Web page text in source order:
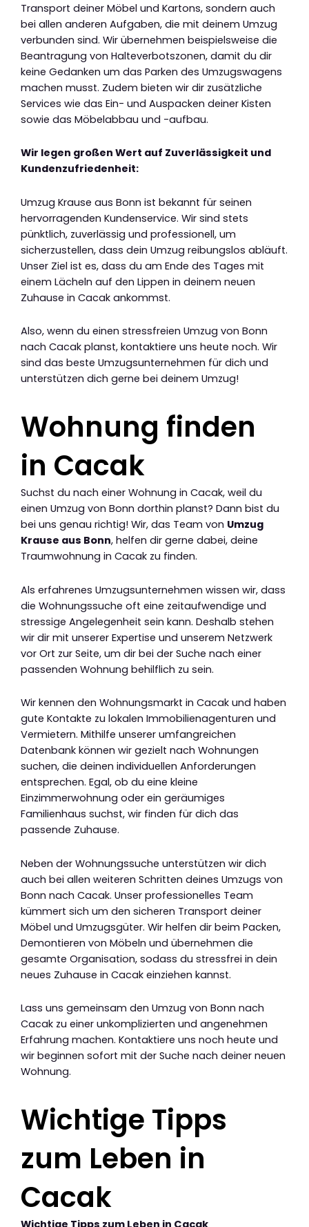
Transport deiner Möbel und Kartons, sondern auch
bei allen anderen Aufgaben, die mit deinem Umzug
verbunden sind. Wir übernehmen beispielsweise die
Beantragung von Halteverbotszonen, damit du dir
keine Gedanken um das Parken des Umzugswagens
machen musst. Zudem bieten wir dir zusätzliche
Services wie das Ein- und Auspacken deiner Kisten
sowie das Möbelabbau und -aufbau.
Wir legen großen Wert auf Zuverlässigkeit und
Kundenzufriedenheit:
Umzug Krause aus Bonn ist bekannt für seinen
hervorragenden Kundenservice. Wir sind stets
pünktlich, zuverlässig und professionell, um
sicherzustellen, dass dein Umzug reibungslos abläuft.
Unser Ziel ist es, dass du am Ende des Tages mit
einem Lächeln auf den Lippen in deinem neuen
Zuhause in Cacak ankommst.
Also, wenn du einen stressfreien Umzug von Bonn
nach Cacak planst, kontaktiere uns heute noch. Wir
sind das beste Umzugsunternehmen für dich und
unterstützen dich gerne bei deinem Umzug!
Wohnung finden
in Cacak
Suchst du nach einer Wohnung in Cacak, weil du
einen Umzug von Bonn dorthin planst? Dann bist du
bei uns genau richtig! Wir, das Team von Umzug
Krause aus Bonn, helfen dir gerne dabei, deine
Traumwohnung in Cacak zu finden.
Als erfahrenes Umzugsunternehmen wissen wir, dass
die Wohnungssuche oft eine zeitaufwendige und
stressige Angelegenheit sein kann. Deshalb stehen
wir dir mit unserer Expertise und unserem Netzwerk
vor Ort zur Seite, um dir bei der Suche nach einer
passenden Wohnung behilflich zu sein.
Wir kennen den Wohnungsmarkt in Cacak und haben
gute Kontakte zu lokalen Immobilienagenturen und
Vermietern. Mithilfe unserer umfangreichen
Datenbank können wir gezielt nach Wohnungen
suchen, die deinen individuellen Anforderungen
entsprechen. Egal, ob du eine kleine
Einzimmerwohnung oder ein geräumiges
Familienhaus suchst, wir finden für dich das
passende Zuhause.
Neben der Wohnungssuche unterstützen wir dich
auch bei allen weiteren Schritten deines Umzugs von
Bonn nach Cacak. Unser professionelles Team
kümmert sich um den sicheren Transport deiner
Möbel und Umzugsgüter. Wir helfen dir beim Packen,
Demontieren von Möbeln und übernehmen die
gesamte Organisation, sodass du stressfrei in dein
neues Zuhause in Cacak einziehen kannst.
Lass uns gemeinsam den Umzug von Bonn nach
Cacak zu einer unkomplizierten und angenehmen
Erfahrung machen. Kontaktiere uns noch heute und
wir beginnen sofort mit der Suche nach deiner neuen
Wohnung.
Wichtige Tipps
zum Leben in
Cacak